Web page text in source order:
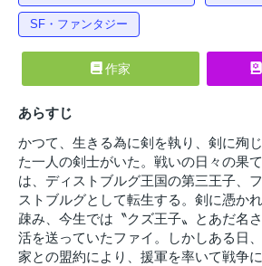
SF・ファンタジー
作家
あらすじ
かつて、生きる為に剣を執り、剣に殉
た一人の剣士がいた。戦いの日々の果
は、ディストブルグ王国の第三王子、
ストブルグとして転生する。剣に憑か
疎み、今生では〝クズ王子〟とあだ名
活を送っていたファイ。しかしある日
家との盟約により、援軍を率いて戦争